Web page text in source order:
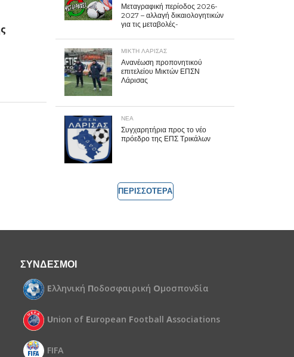
Μεταγραφική περίοδος 2026-
2027 – αλλαγή δικαιολογητικών
για τις μεταβολές-
ΜΙΚΤΗ ΛΑΡΙΣΑΣ
Ανανέωση προπονητικού
επιτελείου Μικτών ΕΠΣΝ
Λάρισας
ΝΕΑ
Συγχαρητήρια προς το νέο
πρόεδρο της ΕΠΣ Τρικάλων
ΠΕΡΙΣΣΟΤΕΡΑ
ΣΥΝΔΕΣΜΟΙ
Ελληνική Ποδοσφαιρική Ομοσπονδία
Union of European Football Associations
FIFA